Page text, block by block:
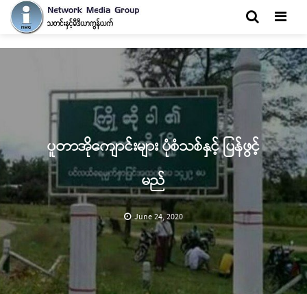
ပူတာအိုကျောင်းများ ပုံစံသစ်နှင့် ပြန်ဖွင့်
မည်
June 24, 2020